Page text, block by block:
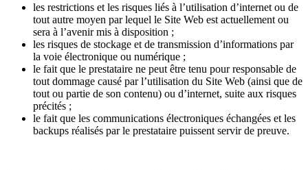
les restrictions et les risques liés à l’utilisation d’internet ou de
tout autre moyen par lequel le Site Web est actuellement ou
sera à l’avenir mis à disposition ;
les risques de stockage et de transmission d’informations par
la voie électronique ou numérique ;
le fait que le prestataire ne peut être tenu pour responsable de
tout dommage causé par l’utilisation du Site Web (ainsi que de
tout ou partie de son contenu) ou d’internet, suite aux risques
précités ;
le fait que les communications électroniques échangées et les
backups réalisés par le prestataire puissent servir de preuve.